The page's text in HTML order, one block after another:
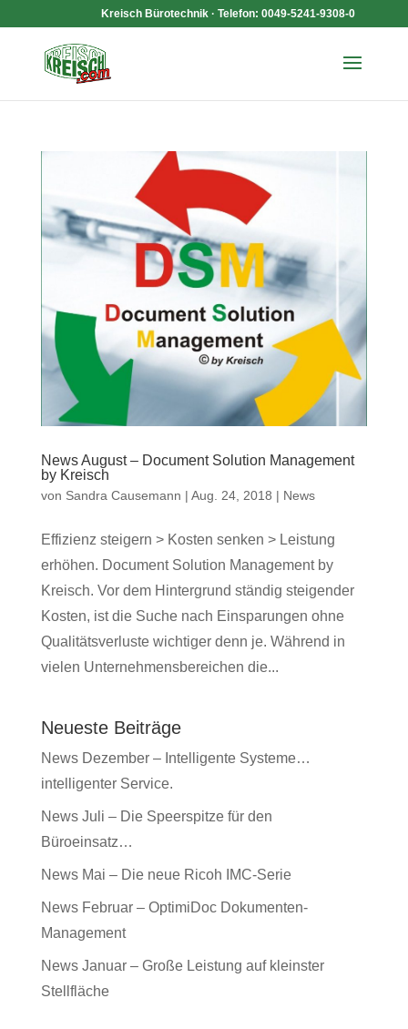
Kreisch Bürotechnik · Telefon: 0049-5241-9308-0
News August – Document Solution Management
by Kreisch
von Sandra Causemann | Aug. 24, 2018 | News
Effizienz steigern > Kosten senken > Leistung
erhöhen. Document Solution Management by
Kreisch. Vor dem Hintergrund ständig steigender
Kosten, ist die Suche nach Einsparungen ohne
Qualitätsverluste wichtiger denn je. Während in
vielen Unternehmensbereichen die...
Neueste Beiträge
News Dezember – Intelligente Systeme…
intelligenter Service.
News Juli – Die Speerspitze für den
Büroeinsatz…
News Mai – Die neue Ricoh IMC-Serie
News Februar – OptimiDoc Dokumenten-
Management
News Januar – Große Leistung auf kleinster
Stellfläche